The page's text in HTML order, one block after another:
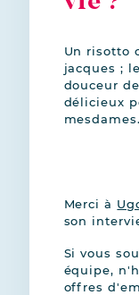
Un risotto
jacques ;
douceur
délicieux
mesdames.
Merci à
son
Si vous
équipe,
offres